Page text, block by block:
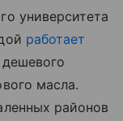
университета
работает
масла.
районов